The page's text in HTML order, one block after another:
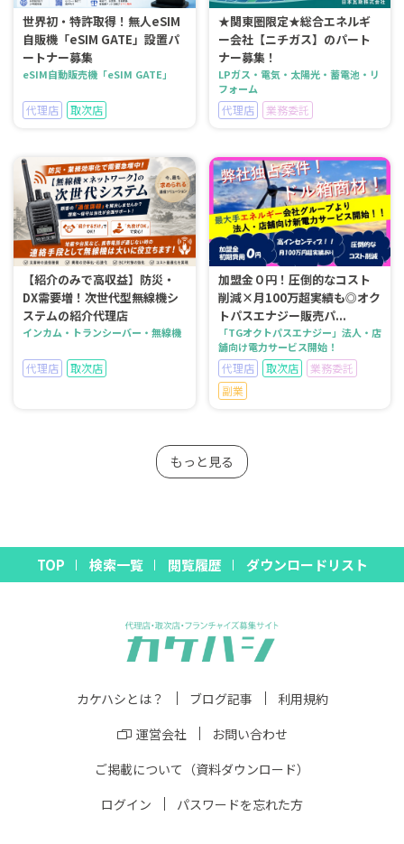
世界初・特許取得！無人eSIM
自販機「eSIM GATE」設置パ
ートナー募集
eSIM自動販売機「eSIM GATE」
代理店 取次店
★関東圏限定★総合エネルギ
ー会社【ニチガス】のパート
ナー募集！
LPガス・電気・太陽光・蓄電池・リ
フォーム
代理店 業務委託
【紹介のみで高収益】防災・
DX需要増！次世代型無線機シ
ステムの紹介代理店
インカム・トランシーバー・無線機
代理店 取次店
加盟金０円！圧倒的なコスト
削減×月100万超実績も◎オク
トパスエナジー販売パ...
「TGオクトパスエナジー」法人・店
舗向け電力サービス開始！
代理店 取次店
業務委託
副業
もっと見る
TOP 検索一覧 閲覧履歴 ダウンロードリスト
カケハシとは？ ブログ記事
利用規約
運営会社
お問い合わせ
ご掲載について（資料ダウンロード）
ログイン
パスワードを忘れた方